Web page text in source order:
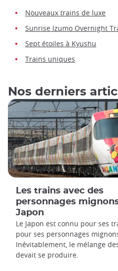
Nouveaux trains de luxe
Sunrise Izumo Overnight
Sept étoiles à Kyushu
Trains uniques
Nos derniers
Les trains avec des
personnages
Japon
Le Japon est connu pour ses
pour ses personnages
Inévitablement, le mélange
devait se produire.